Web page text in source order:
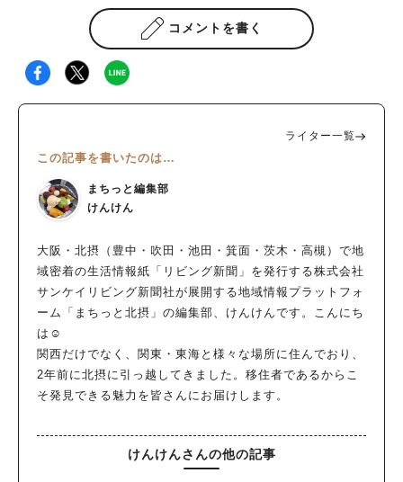
コメントを書く
ライター一覧
この記事を書いたのは…
まちっと編集部
けんけん
大阪・北摂（豊中・吹田・池田・箕面・茨木・高槻）で地
域密着の生活情報紙「リビング新聞」を発行する株式会社
サンケイリビング新聞社が展開する地域情報プラットフォ
ーム「まちっと北摂」の編集部、けんけんです。こんにち
は☺
関西だけでなく、関東・東海と様々な場所に住んでおり、
2年前に北摂に引っ越してきました。移住者であるからこ
そ発見できる魅力を皆さんにお届けします。
けんけんさんの他の記事